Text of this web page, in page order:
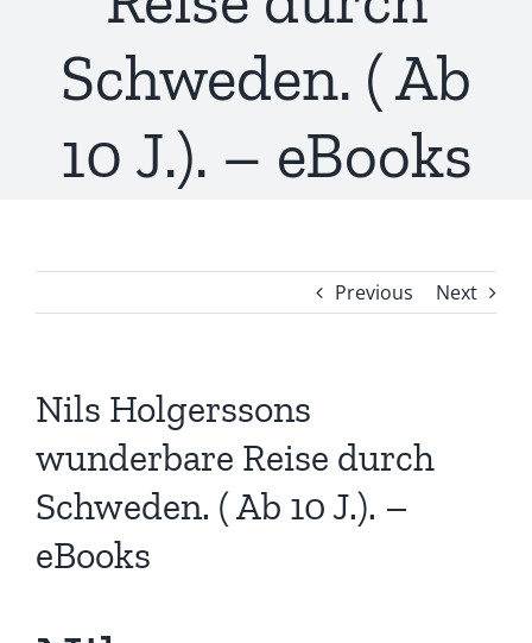
Schweden. ( Ab
10 J.). – eBooks
Previous Next
Nils Holgerssons
wunderbare Reise durch
Schweden. ( Ab 10 J.). –
eBooks